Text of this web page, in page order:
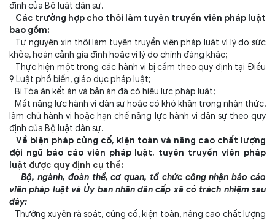
định của Bộ luật dân sự.
Các trường hợp cho thôi làm tuyên truyền viên pháp luật
bao gồm:
Tự nguyện xin thôi làm tuyên truyền viên pháp luật vì lý do sức
khỏe, hoàn cảnh gia đình hoặc vì lý do chính đáng khác;
Thực hiện một trong các hành vi bị cấm theo quy định tại Điều
9 Luật phổ biến, giáo dục pháp luật;
Bị Tòa án kết án và bản án đã có hiệu lực pháp luật;
Mất năng lực hành vi dân sự hoặc có khó khăn trong nhận thức,
làm chủ hành vi hoặc hạn chế năng lực hành vi dân sự theo quy
định của Bộ luật dân sự.
Về biện pháp củng cố, kiện toàn và nâng cao chất lượng
đội ngũ báo cáo viên pháp luật, tuyên truyền viên pháp
luật được quy định cụ thể:
Bộ, ngành, đoàn thể, cơ quan, tổ chức công nhận báo cáo
viên pháp luật và Ủy ban nhân dân cấp xã có trách nhiệm sau
đây:
Thường xuyên rà soát, củng cố, kiện toàn, nâng cao chất lượng